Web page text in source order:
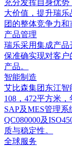
充分发挥自身优
大价值，提升瑞
团的整体竞争力和
产品管理
瑞乐采用集成产
保准确实现对客
产品。
智能制造
艾比森集团东江
108，472平方米
SAP及MES管理系
QC080000及
质与稳定性。
全球服务